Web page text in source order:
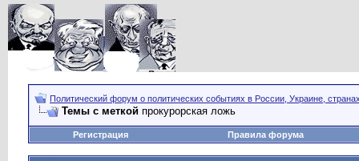
Политический форум о политических событиях в России, Украине,
Темы с меткой прокурорская ложь
Регистрация Правила форума